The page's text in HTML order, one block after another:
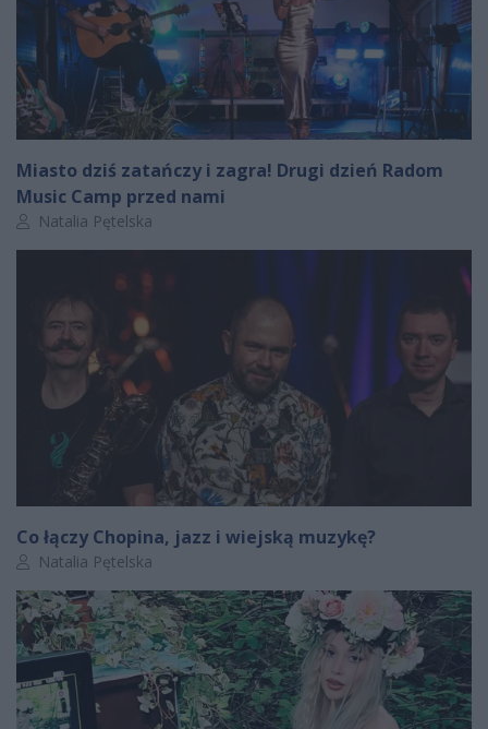
Miasto dziś zatańczy i zagra! Drugi dzień Radom
Music Camp przed nami
Autor artykułu:
Natalia Pętelska
Co łączy Chopina, jazz i wiejską muzykę?
Autor artykułu:
Natalia Pętelska